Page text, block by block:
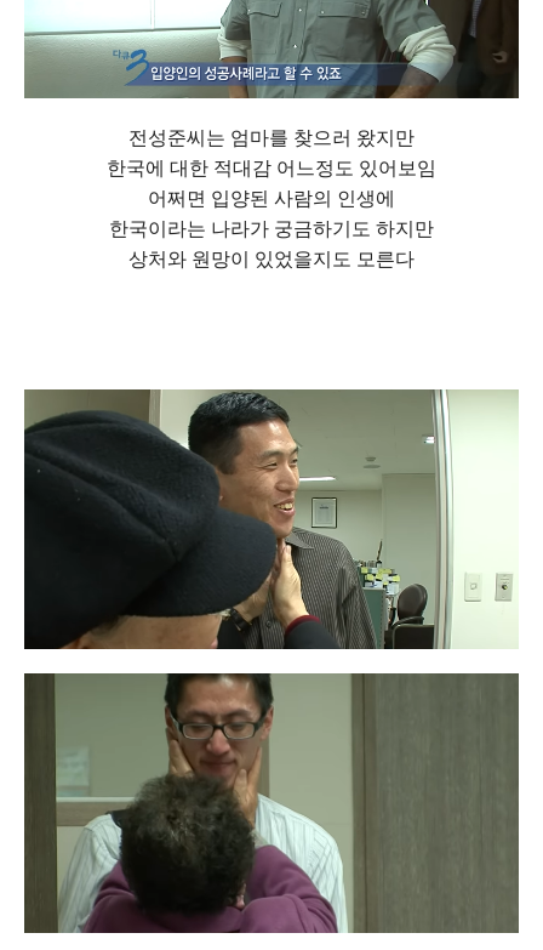
전성준씨는 엄마를 찾으러 왔지만
한국에 대한 적대감 어느정도 있어보임
어쩌면 입양된 사람의 인생에
한국이라는 나라가 궁금하기도 하지만
상처와 원망이 있었을지도 모른다